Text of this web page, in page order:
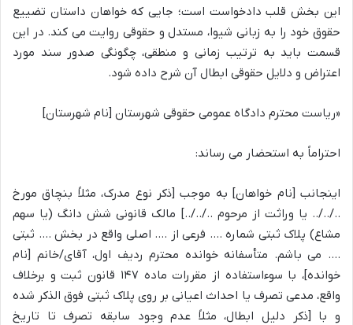
این بخش قلب دادخواست است؛ جایی که خواهان داستان تضییع
حقوق خود را به زبانی شیوا، مستدل و حقوقی روایت می کند. در این
قسمت باید به ترتیب زمانی و منطقی، چگونگی صدور سند مورد
اعتراض و دلایل حقوقی ابطال آن شرح داده شود.
«ریاست محترم دادگاه عمومی حقوقی شهرستان [نام شهرستان]
احتراماً به استحضار می رساند:
اینجانب [نام خواهان] به موجب [ذکر نوع مدرک، مثلاً بنچاق مورخ
../../.. یا وراثت از مرحوم ../../..] مالک قانونی شش دانگ (یا سهم
مشاع) پلاک ثبتی شماره …. فرعی از …. اصلی واقع در بخش …. ثبتی
…. می باشم. متأسفانه خوانده محترم ردیف اول، آقای/خانم [نام
خوانده]، با سوءاستفاده از مقررات ماده ۱۴۷ قانون ثبت و برخلاف
واقع، مدعی تصرف یا احداث اعیانی بر روی پلاک ثبتی فوق الذکر شده
و با [ذکر دلیل ابطال، مثلاً عدم وجود سابقه تصرف تا تاریخ